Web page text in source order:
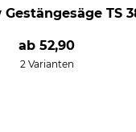
Gestängesäge TS
ab52,90
2 Varianten